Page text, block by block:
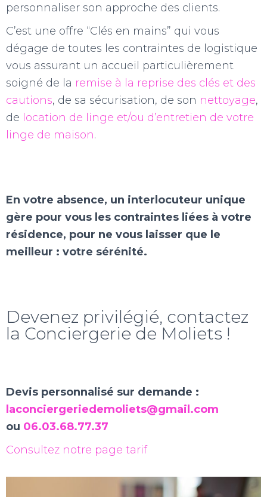
personnaliser son approche des clients.
C’est une offre “Clés en mains” qui vous
dégage de toutes les contraintes de logistique
vous assurant un accueil particulièrement
soigné de la remise à la reprise des clés et des
cautions, de sa sécurisation, de son nettoyage,
de location de linge et/ou d’entretien de votre
linge de maison.
En votre absence, un interlocuteur unique
gère pour vous les contraintes liées à votre
résidence, pour ne vous laisser que le
meilleur : votre sérénité.
Devenez privilégié, contactez
la Conciergerie de Moliets !
Devis personnalisé sur demande :
laconciergeriedemoliets@gmail.com
ou 06.03.68.77.37
Consultez notre page tarif